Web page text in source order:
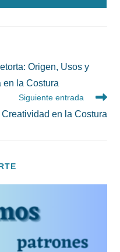
Origen, Usos y
en la Costura
Siguiente entrada
en la Costura